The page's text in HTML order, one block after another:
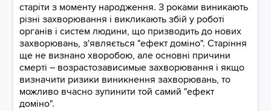
старіти з моменту народження. З роками виникають
різні захворювання і викликають збій у роботі
органів і систем людини, що призводить до нових
захворювань, з'являється "ефект доміно". Старіння
ще не визнано хворобою, але основні причини
смерті – возрастозависимые захворювання і якщо
визначити ризики виникнення захворювань, то
можливо вчасно зупинити той самий "ефект
доміно".